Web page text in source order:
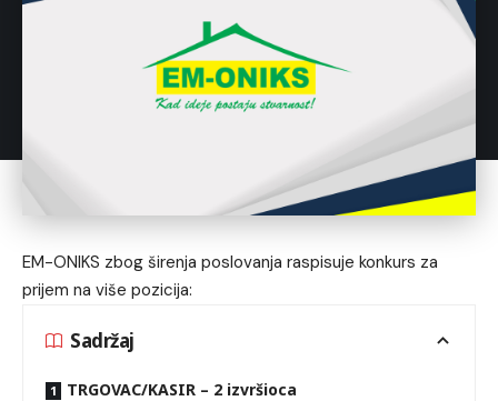
EM-ONIKS zbog širenja poslovanja raspisuje konkurs za
prijem na više pozicija:
Sadržaj
TRGOVAC/KASIR – 2 izvršioca